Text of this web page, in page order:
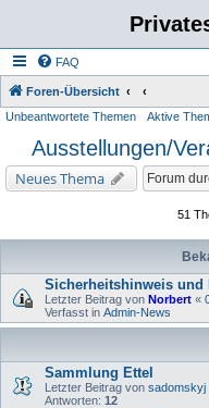
FAQ
Foren-Übersicht
Unbeantwortete Themen Aktive
Ausstellungen/
Neues Thema
51
Sicherheitshinweis und
Letzter Beitrag von Norbert «
Verfasst in Admin-News
Sammlung Ettel
Letzter Beitrag von sadomskyj
Antworten: 12